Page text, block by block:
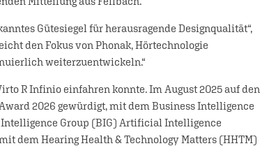
Gütesiegel für herausragende Designqualität“,
den Fokus von Phonak, Hörtechnologie
weiterzuentwickeln.“
R Infinio einfahren konnte. Im August 2025 auf den
2026 gewürdigt, mit dem Business Intelligence
Group (BIG) Artificial Intelligence
dem Hearing Health & Technology Matters (HHTM)